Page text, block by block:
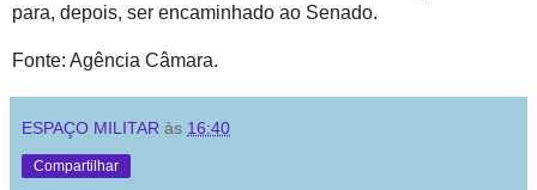
para, depois, ser encaminhado ao Senado.
Fonte: Agência Câmara.
ESPAÇO MILITAR às 16:40
Compartilhar